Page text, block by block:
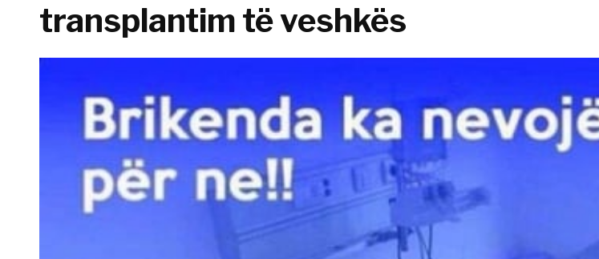
transplantim të veshkës